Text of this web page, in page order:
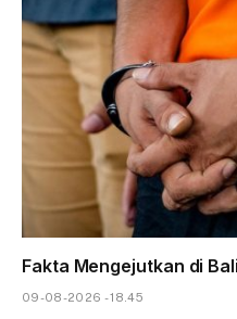
Fakta Mengejutkan di
09-08-2026 - 18.45